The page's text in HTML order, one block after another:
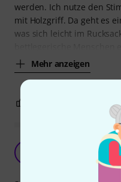
werden. Ich nutze den
mit Holzgriff. Da geht es
was sich leicht im
Mehr anzeigen
Nur für kleine